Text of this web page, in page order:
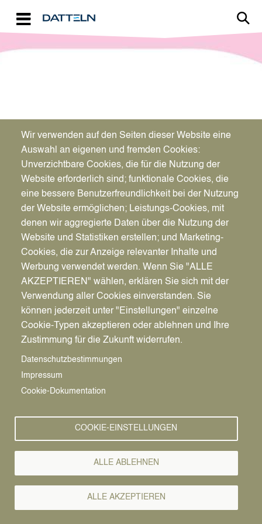
Pfadnavigation
Startseite
Internationale
Wochen gegen
Rassismus
2026
Zum fünften Mal beteiligt sich die Stadt Datteln an
Wir verwenden auf den Seiten dieser Website eine
Auswahl an eigenen und fremden Cookies:
Unverzichtbare Cookies, die für die Nutzung der
Website erforderlich sind; funktionale Cookies, die
eine bessere Benutzerfreundlichkeit bei der Nutzung
der Website ermöglichen; Leistungs-Cookies, mit
denen wir aggregierte Daten über die Nutzung der
Website und Statistiken erstellen; und Marketing-
Cookies, die zur Anzeige relevanter Inhalte und
Werbung verwendet werden. Wenn Sie "ALLE
AKZEPTIEREN" wählen, erklären Sie sich mit der
Verwendung aller Cookies einverstanden. Sie
können jederzeit unter "Einstellungen" einzelne
Cookie-Typen akzeptieren oder ablehnen und Ihre
Zustimmung für die Zukunft widerrufen.
Datenschutzbestimmungen
Impressum
Cookie-Dokumentation
COOKIE-EINSTELLUNGEN
ALLE ABLEHNEN
ALLE AKZEPTIEREN